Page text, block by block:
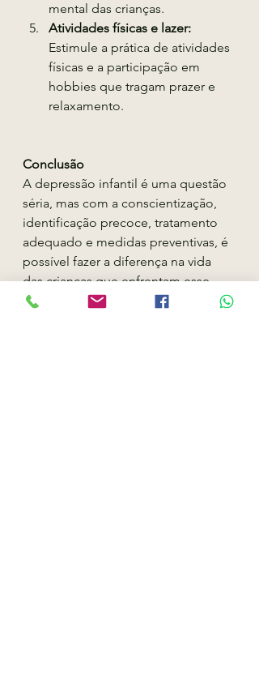
mental das crianças.
Atividades físicas e lazer:
Estimule a prática de atividades
físicas e a participação em
hobbies que tragam prazer e
relaxamento.
Conclusão
A depressão infantil é uma questão
séria, mas com a conscientização,
identificação precoce, tratamento
adequado e medidas preventivas, é
possível fazer a diferença na vida
das crianças que enfrentam esse
desafio. Ao investir na saúde mental